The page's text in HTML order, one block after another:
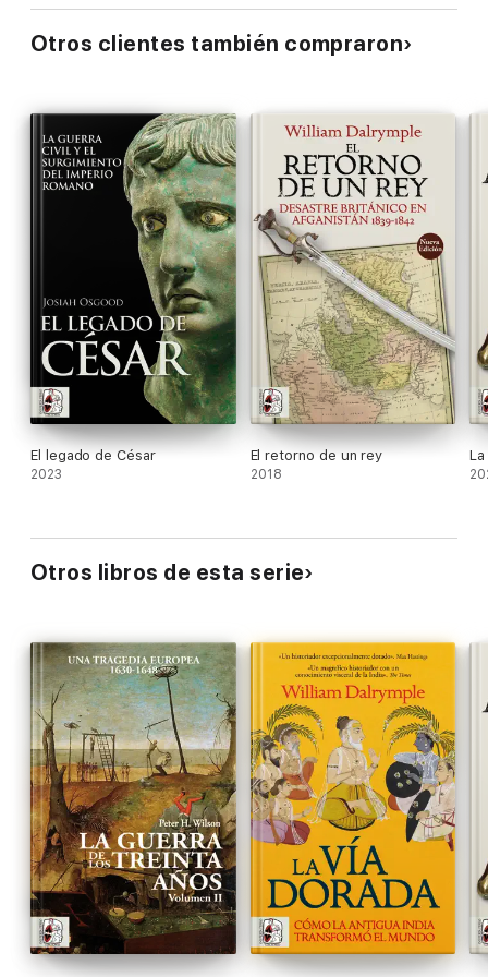
Otros clientes también compraron
El legado de César
2023
El retorno de un rey
2018
La
Otros libros de esta serie